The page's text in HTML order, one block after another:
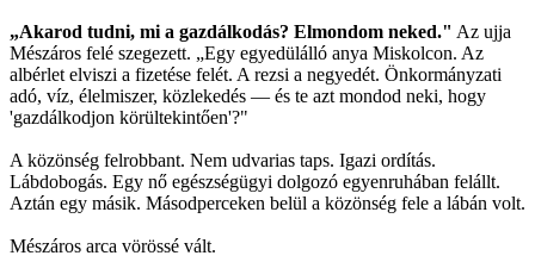
„Akarod tudni, mi a gazdálkodás? Elmondom neked." Az ujja
Mészáros felé szegezett. „Egy egyedülálló anya Miskolcon. Az
albérlet elviszi a fizetése felét. A rezsi a negyedét. Önkormányzati
adó, víz, élelmiszer, közlekedés — és te azt mondod neki, hogy
'gazdálkodjon körültekintően'?"
A közönség felrobbant. Nem udvarias taps. Igazi ordítás.
Lábdobogás. Egy nő egészségügyi dolgozó egyenruhában felállt.
Aztán egy másik. Másodperceken belül a közönség fele a lábán volt.
Mészáros arca vörössé vált.